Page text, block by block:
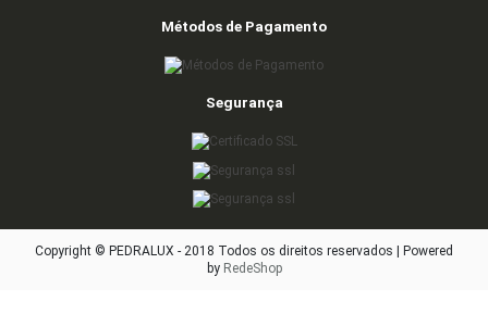
Métodos de Pagamento
Segurança
Copyright © PEDRALUX - 2018 Todos os direitos reservados |
Powered
by RedeShop